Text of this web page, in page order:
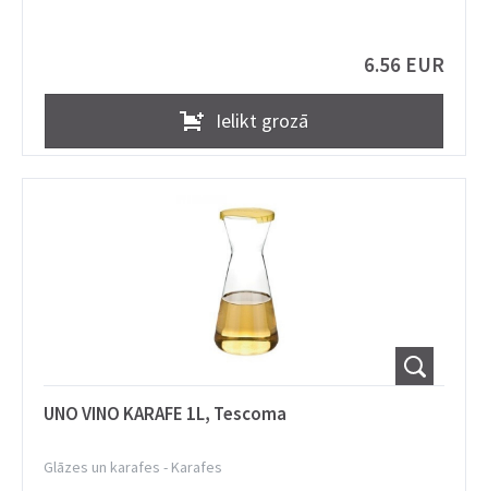
6.56 EUR
Ielikt grozā
UNO VINO KARAFE 1L, Tescoma
Glāzes un karafes - Karafes